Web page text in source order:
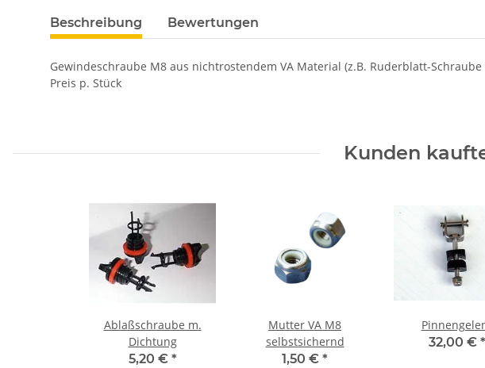
Beschreibung Bewertungen
Gewindeschraube M8 aus nichtrostendem VA Material (z.B. Ruderblatt-
Preis p. Stück
Kunden
Ablaßschraube m.
Dichtung
5,20 € *
Mutter VA M8
selbstsichernd
1,50 € *
32,00 € *